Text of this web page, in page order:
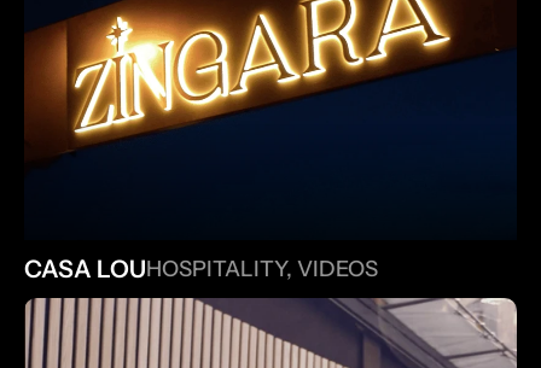
CASA LOUHOSPITALITY, VIDEOS